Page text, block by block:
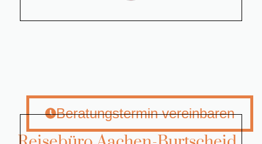
Beratungstermin vereinbaren